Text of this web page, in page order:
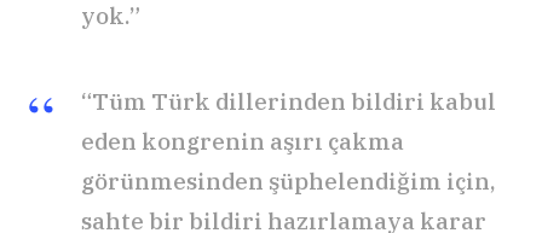
yok.”
“Tüm Türk dillerinden bildiri kabul
eden kongrenin aşırı çakma
görünmesinden şüphelendiğim için,
sahte bir bildiri hazırlamaya karar